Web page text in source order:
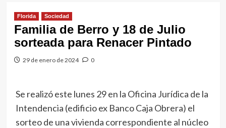
Florida Sociedad
Familia de Berro y 18 de Julio
sorteada para Renacer Pintado
29 de enero de 2024 0
Se realizó este lunes 29 en la Oficina Jurídica de la
Intendencia (edificio ex Banco Caja Obrera) el
sorteo de una vivienda correspondiente al núcleo